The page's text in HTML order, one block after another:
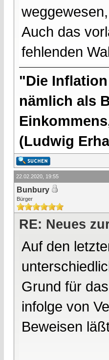
Auch das
fehlenden
"Die
nämlich als
(Ludwig
22.02.2020, 19:55
Bunbury
Bürger
RE: Neues
Auf den
Grund für
infolge von
Beweisen